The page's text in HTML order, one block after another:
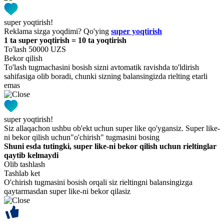
super yoqtirish!
Reklama sizga yoqdimi? Qo'ying super yoqtirish
1 ta super yoqtirish = 10 ta yoqtirish
To'lash 50000 UZS
Bekor qilish
To'lash tugmachasini bosish sizni avtomatik ravishda to'ldirish
sahifasiga olib boradi, chunki sizning balansingizda rielting etarli
emas
super yoqtirish!
Siz allaqachon ushbu ob'ekt uchun super like qo'ygansiz. Super like-
ni bekor qilish uchun"o'chirish" tugmasini bosing
Shuni esda tutingki, super like-ni bekor qilish uchun rieltinglar
qaytib kelmaydi
Olib tashlash
Tashlab ket
O'chirish tugmasini bosish orqali siz rieltingni balansingizga
qaytarmasdan super like-ni bekor qilasiz